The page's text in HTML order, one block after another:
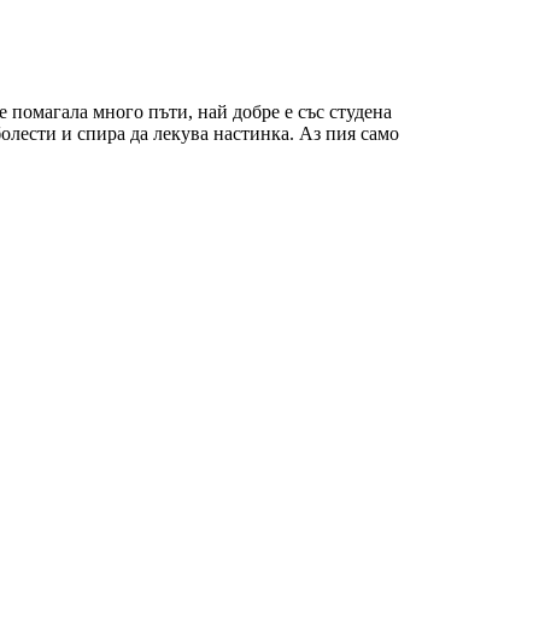
помагала много пъти, най добре е със студена
и спира да лекува настинка. Аз пия само